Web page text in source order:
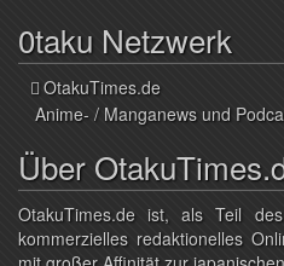
0taku Netzwerk
OtakuTimes.de
Anime- / Manganews und
Über
OtakuTimes.de ist, als Teil
kommerzielles redaktionelles